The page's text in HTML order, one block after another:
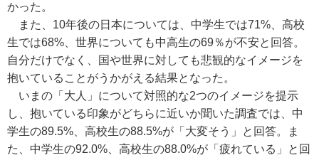
かった。
また、10年後の日本については、中学生では71%、高校
生では68%、世界についても中高生の69％が不安と回答。
自分だけでなく、国や世界に対しても悲観的なイメージを
抱いていることがうかがえる結果となった。
いまの「大人」について対照的な2つのイメージを提示
し、抱いている印象がどちらに近いか聞いた調査では、中
学生の89.5%、高校生の88.5%が「大変そう」と回答。ま
た、中学生の92.0%、高校生の88.0%が「疲れている」と回